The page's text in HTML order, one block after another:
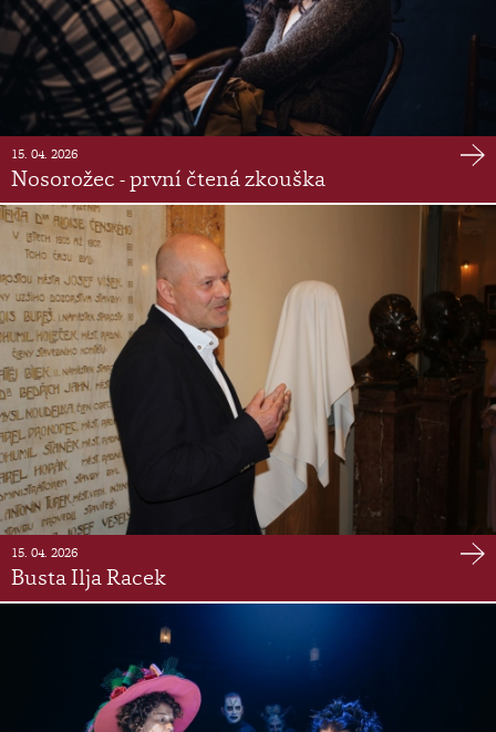
15. 04. 2026
Nosorožec - první čtená zkouška
15. 04. 2026
Busta Ilja Racek